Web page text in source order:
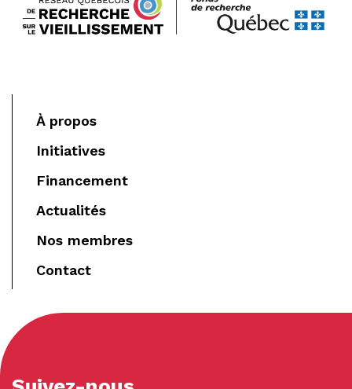
À propos
Initiatives
Financement
Actualités
Nos membres
Contact